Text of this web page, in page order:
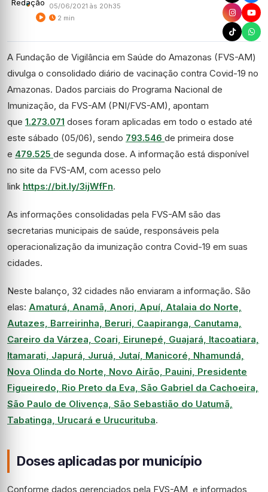
05/06/2021 às 20h35
2 min
A Fundação de Vigilância em Saúde do Amazonas (FVS-AM)
divulga o consolidado diário de vacinação contra Covid-19 no
Amazonas. Dados parciais do Programa Nacional de
Imunização, da FVS-AM (PNI/FVS-AM), apontam
que 1.273.071 doses foram aplicadas em todo o estado até
este sábado (05/06), sendo 793.546 de primeira dose
e 479.525 de segunda dose. A informação está disponível
no site da FVS-AM, com acesso pelo
link https://bit.ly/3ijWfFn.
As informações consolidadas pela FVS-AM são das
secretarias municipais de saúde, responsáveis pela
operacionalização da imunização contra Covid-19 em suas
cidades.
Neste balanço, 32 cidades não enviaram a informação. São
elas: Amaturá, Anamã, Anori, Apuí, Atalaia do Norte,
Autazes, Barreirinha, Beruri, Caapiranga, Canutama,
Careiro da Várzea, Coari, Eirunepé, Guajará, Itacoatiara,
Itamarati, Japurá, Juruá, Jutaí, Manicoré, Nhamundá,
Nova Olinda do Norte, Novo Airão, Pauini, Presidente
Figueiredo, Rio Preto da Eva, São Gabriel da Cachoeira,
São Paulo de Olivença, São Sebastião do Uatumã,
Tabatinga, Urucará e Urucurituba.
Doses aplicadas por município
Conforme dados gerenciados pela FVS-AM, e informados